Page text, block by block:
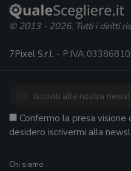
© 2013 - 2026. Tutti i diritti
7Pixel S.r.l. - P.IVA
Confermo la presa visione
desidero iscrivermi alla
Chi siamo